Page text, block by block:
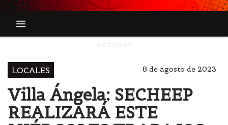
LOCALES 8 de agosto de 2023
Villa Ángela: SECHEEP
REALIZARÁ ESTE